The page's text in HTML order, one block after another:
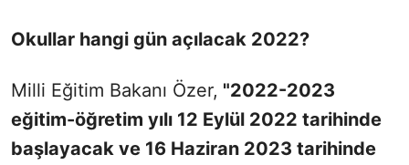
Okullar hangi gün açılacak 2022?
Milli Eğitim Bakanı Özer, "2022-2023
eğitim-öğretim yılı 12 Eylül 2022 tarihinde
başlayacak ve 16 Haziran 2023 tarihinde